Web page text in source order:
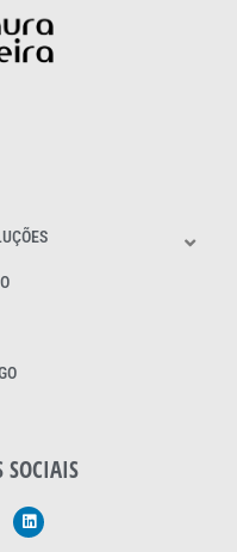
SOCIAIS